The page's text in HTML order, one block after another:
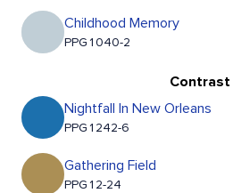
Childhood Memory
PPG1040-2
Contrast
Nightfall In New Orleans
PPG1242-6
Gathering Field
PPG12-24